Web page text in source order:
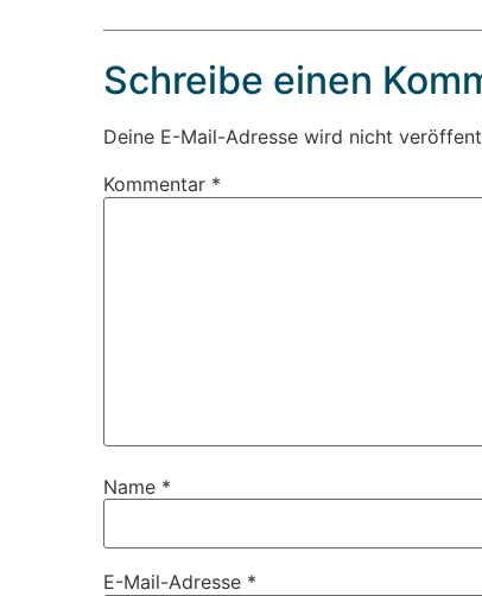
Schreibe einen
Deine E-Mail-Adresse wird nicht
Kommentar *
Name *
E-Mail-Adresse *